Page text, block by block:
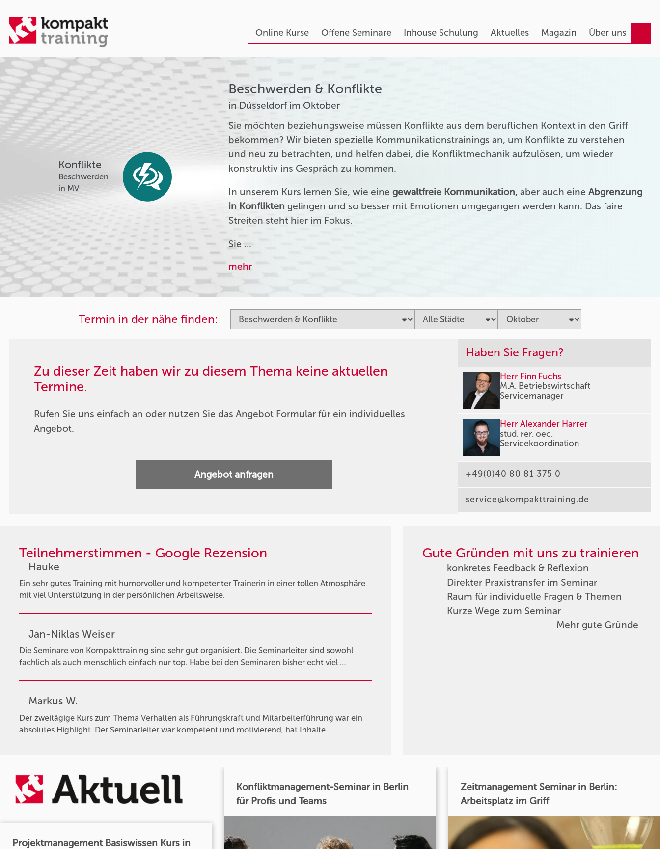
Online Kurse Offene Seminare Inhouse Schulung Aktuelles Magazin Über uns
Konflikte
Beschwerden
in MV
Beschwerden & Konflikte
in Düsseldorf im Oktober
Sie möchten beziehungsweise müssen Konflikte aus dem beruflichen Kontext in den Griff
bekommen? Wir bieten spezielle Kommunikationstrainings an, um Konflikte zu verstehen
und neu zu betrachten, und helfen dabei, die Konfliktmechanik aufzulösen, um wieder
konstruktiv ins Gespräch zu kommen.
In unserem Kurs lernen Sie, wie einegewaltfreie Kommunikation, aber auch eineAbgrenzung
in Konflikten gelingen und so besser mit Emotionen umgegangen werden kann. Das faire
Streiten steht hier im Fokus.
Sie …
mehr
Termin in der nähe finden:
Zu dieser Zeit haben wir zu diesem Thema keine aktuellen
Termine.
Rufen Sie uns einfach an oder nutzen Sie das Angebot Formular für ein individuelles
Angebot.
Angebot anfragen
Haben Sie Fragen?
Herr Finn Fuchs
M.A. Betriebswirtschaft
Servicemanager
Herr Alexander Harrer
stud. rer. oec.
Servicekoordination
+49(0)40 80 81 375 0
service@kompakttraining.de
Teilnehmerstimmen - Google Rezension
Hauke
Ein sehr gutes Training mit humorvoller und kompetenter Trainerin in einer tollen Atmosphäre
mit viel Unterstützung in der persönlichen Arbeitsweise.
Jan-Niklas Weiser
Die Seminare von Kompakttraining sind sehr gut organisiert. Die Seminarleiter sind sowohl
fachlich als auch menschlich einfach nur top. Habe bei den Seminaren bisher echt viel …
Markus W.
Der zweitägige Kurs zum Thema Verhalten als Führungskraft und Mitarbeiterführung war ein
absolutes Highlight. Der Seminarleiter war kompetent und motivierend, hat Inhalte …
Gute Gründen mit uns zu trainieren
konkretes Feedback & Reflexion
Direkter Praxistransfer im Seminar
Raum für individuelle Fragen & Themen
Kurze Wege zum Seminar
Mehr gute Gründe
Projektmanagement Basiswissen Kurs in
Konfliktmanagement-Seminar in Berlin
für Profis und Teams
Zeitmanagement Seminar in Berlin:
Arbeitsplatz im Griff